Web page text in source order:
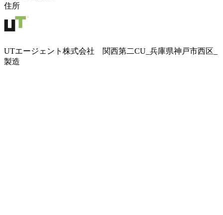
住所
UTエージェント株式会社 関西第二CU_兵庫県神戸市西区_
製造